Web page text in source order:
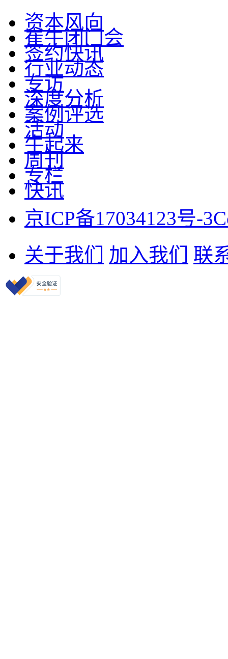
资本风向
崔牛闭门会
签约快讯
行业动态
专访
深度分析
案例评选
活动
牛起来
周刊
专栏
快讯
京ICP备17034123号-3
关于我们 加入我们 联